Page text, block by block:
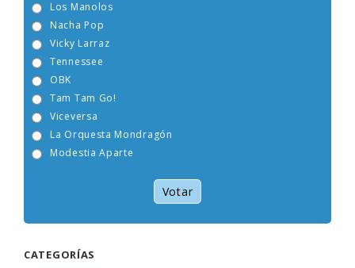
Nacha Pop
Vicky Larraz
La Orquesta Mondragón
Modestia Aparte
Votar